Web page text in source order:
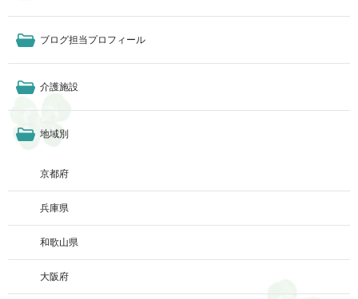
ブログ担当プロフィール
介護施設
地域別
京都府
兵庫県
和歌山県
大阪府